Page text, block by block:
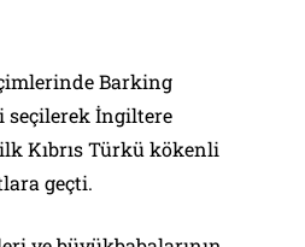
Barking
İngiltere
Kıbrıs Türkü kökenli
geçti.